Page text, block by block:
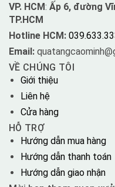
VP. HCM: Ấp 6, đường
TP.HCM
Hotline HCM:
Email:
VỀ CHÚNG TÔI
Giới thiệu
Liên hệ
Cửa hàng
HỖ TRỢ
Hướng dẫn mua hàng
Hướng dẫn thanh toán
Hướng dẫn giao nhận